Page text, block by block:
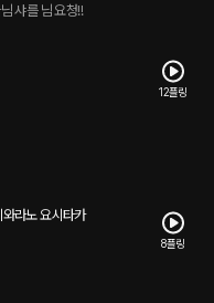
샤를 님 요청!!
12플링
라노 요시타카
8플링